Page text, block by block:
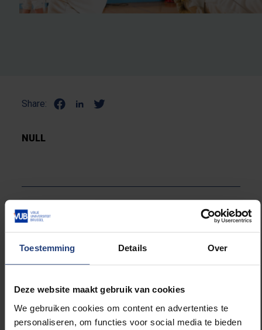
Toestemming Details Over
Deze website maakt gebruik van cookies
We gebruiken cookies om content en advertenties te
personaliseren, om functies voor social media te bieden
Share:
NULL
Sport
Kunst en cultuur